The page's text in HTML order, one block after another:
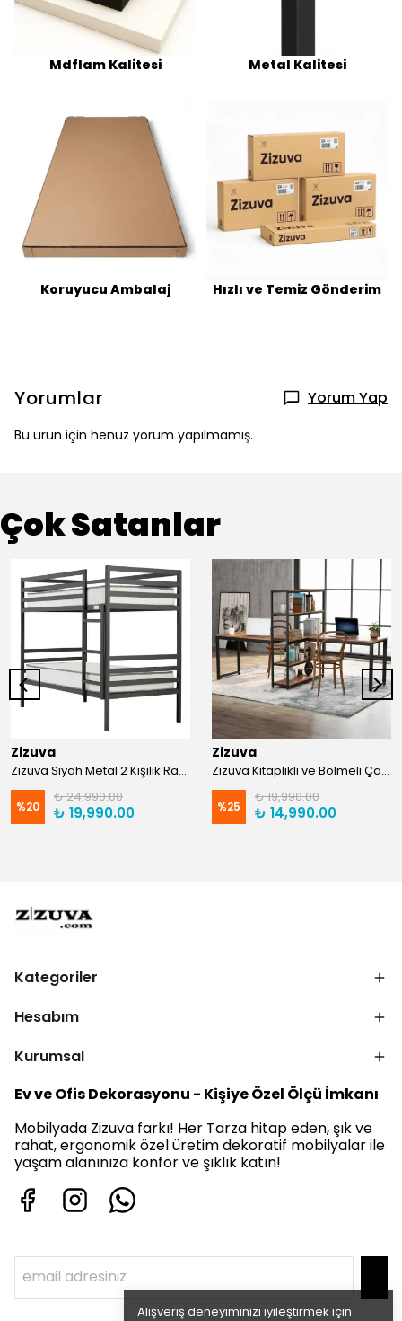
Alışveriş deneyiminizi iyileştirmek için
Mdflam Kalitesi Metal Kalitesi
Koruyucu Ambalaj Hızlı ve Temiz Gönderim
Yorumlar Yorum Yap
Bu ürün için henüz yorum yapılmamış.
Çok Satanlar
Zizuva
Zizuva Siyah Metal 2 Kişilik Ranza | TR0011-F
%20
₺ 24,990.00
₺ 19,990.00
Zizuva
Zizuva Kitaplıklı ve Bölmeli Çalışma Masası | CM1021-F-Suntalam
%25
₺ 19,990.00
₺ 14,990.00
Kategoriler
Hesabım
Kurumsal
Ev ve Ofis Dekorasyonu - Kişiye Özel Ölçü İmkanı
Mobilyada Zizuva farkı! Her Tarza hitap eden, şık ve
rahat, ergonomik özel üretim dekoratif mobilyalar ile
yaşam alanınıza konfor ve şıklık katın!